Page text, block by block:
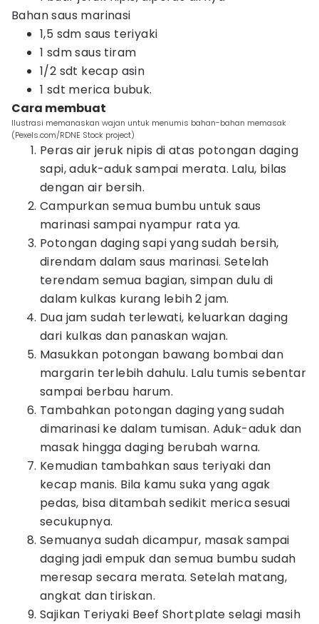
Bahan saus marinasi
1,5 sdm saus teriyaki
1 sdm saus tiram
1/2 sdt kecap asin
1 sdt merica bubuk.
Cara membuat
Ilustrasi memanaskan wajan untuk menumis bahan-bahan memasak
(Pexels.com/RDNE Stock project)
Peras air jeruk nipis di atas potongan daging
sapi, aduk-aduk sampai merata. Lalu, bilas
dengan air bersih.
Campurkan semua bumbu untuk saus
marinasi sampai nyampur rata ya.
Potongan daging sapi yang sudah bersih,
direndam dalam saus marinasi. Setelah
terendam semua bagian, simpan dulu di
dalam kulkas kurang lebih 2 jam.
Dua jam sudah terlewati, keluarkan daging
dari kulkas dan panaskan wajan.
Masukkan potongan bawang bombai dan
margarin terlebih dahulu. Lalu tumis sebentar
sampai berbau harum.
Tambahkan potongan daging yang sudah
dimarinasi ke dalam tumisan. Aduk-aduk dan
masak hingga daging berubah warna.
Kemudian tambahkan saus teriyaki dan
kecap manis. Bila kamu suka yang agak
pedas, bisa ditambah sedikit merica sesuai
secukupnya.
Semuanya sudah dicampur, masak sampai
daging jadi empuk dan semua bumbu sudah
meresap secara merata. Setelah matang,
angkat dan tiriskan.
Sajikan Teriyaki Beef Shortplate selagi masih